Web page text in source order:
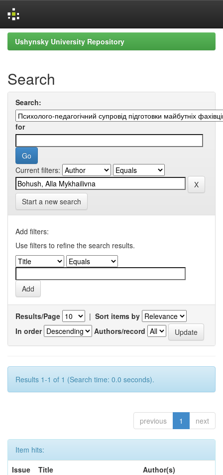
Skip
navigation
Ushynsky University Repository
Search
Search:
for
Current filters:
Start a new search
Add filters:
Use filters to refine the search results.
Results/Page | Sort items by
In order
Authors/record
Results 1-1 of 1 (Search time: 0.0 seconds).
previous 1 next
Item hits:
Issue
Title Author(s)